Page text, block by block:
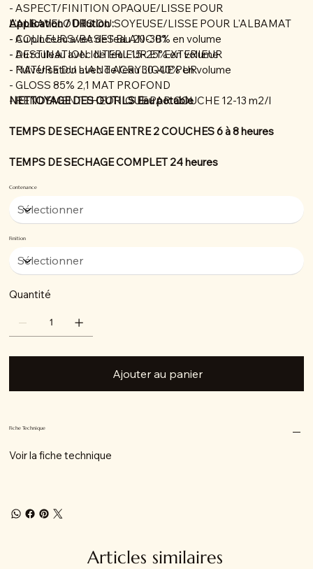
- ASPECT/FINITION OPAQUE/LISSE POUR
L'ALBAVELOURS OU SOYEUSE/LISSE POUR L'ALBAMAT
- COULEURS/BASES BLANC B1
- DESTINATION INTERIEUR ET EXTERIEUR
- NATURE DU LIANT ACRYLIQUE PUR
- GLOSS 85% 2,1 MAT PROFOND
- RENDEMENT THEORIQUE PAR COUCHE 12-13 m2/l
Application / Dillution :
- Au pinceau avec de l'eau 20-30% en volume
- Au rouleau avec de l'eau 15-25% en volume
- Pulvérisation avec de l'eau 30-40% en volume
NETTOYAGE DES OUTILS Eau potable
TEMPS DE SECHAGE ENTRE 2 COUCHES 6 à 8 heures
TEMPS DE SECHAGE COMPLET 24 heures
Contenance
Finition
Quantité
Ajouter au panier
Fiche Technique
Voir la fiche technique
Articles similaires